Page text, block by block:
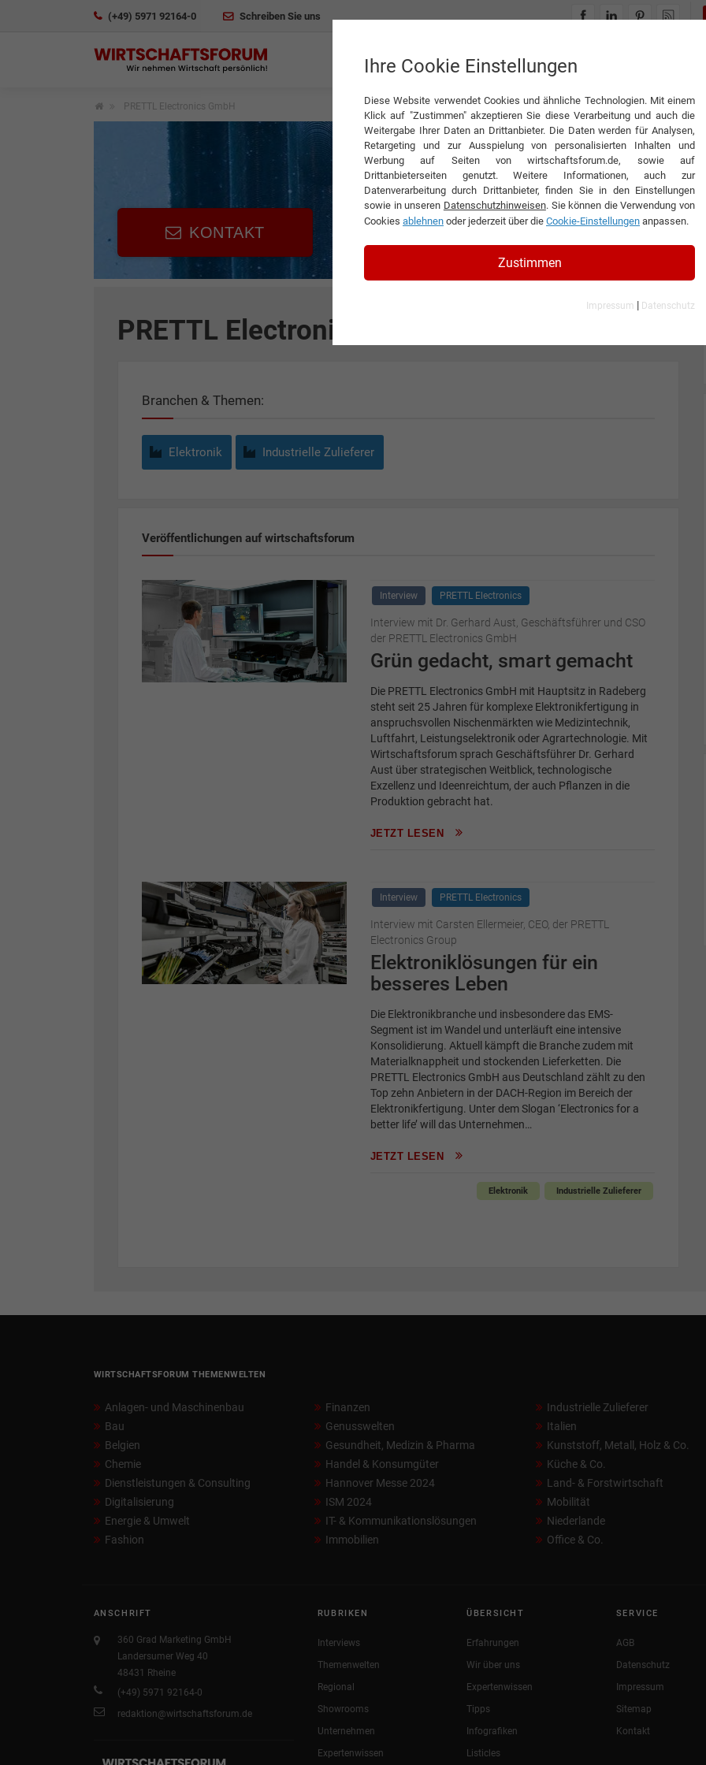
(+49) 5971 92164-0 Schreiben Sie uns
INTERVIEWS
PRETTL Electronics GmbH
KONTAKT
PRETTL Electronics GmbH
Branchen & Themen:
Elektronik Industrielle Zulieferer
Veröffentlichungen auf wirtschaftsforum
Interview PRETTL Electronics
Interview mit Dr. Gerhard Aust, Geschäftsführer und CSO
der PRETTL Electronics GmbH
Grün gedacht, smart gemacht
Die PRETTL Electronics GmbH mit Hauptsitz in Radeberg
steht seit 25 Jahren für komplexe Elektronikfertigung in
anspruchsvollen Nischenmärkten wie Medizintechnik,
Luftfahrt, Leistungselektronik oder Agrartechnologie. Mit
Wirtschaftsforum sprach Geschäftsführer Dr. Gerhard
Aust über strategischen Weitblick, technologische
Exzellenz und Ideenreichtum, der auch Pflanzen in die
Produktion gebracht hat.
JETZT LESEN
Interview PRETTL Electronics
Interview mit Carsten Ellermeier, CEO, der PRETTL
Electronics Group
Elektroniklösungen für ein
besseres Leben
Die Elektronikbranche und insbesondere das EMS-
Segment ist im Wandel und unterläuft eine intensive
Konsolidierung. Aktuell kämpft die Branche zudem mit
Materialknappheit und stockenden Lieferketten. Die
PRETTL Electronics GmbH aus Deutschland zählt zu den
Top zehn Anbietern in der DACH-Region im Bereich der
Elektronikfertigung. Unter dem Slogan ‘Electronics for a
better life’ will das Unternehmen…
JETZT LESEN
Elektronik Industrielle Zulieferer
WIRTSCHAFTSFORUM THEMENWELTEN
Anlagen- und Maschinenbau
Bau
Belgien
Chemie
Dienstleistungen & Consulting
Digitalisierung
Energie & Umwelt
Fashion
Finanzen
Genusswelten
Gesundheit, Medizin & Pharma
Handel & Konsumgüter
Hannover Messe 2024
ISM 2024
IT- & Kommunikationslösungen
Immobilien
Industrielle Zulieferer
Italien
Kunststoff, Metall, Holz & Co.
Küche & Co.
Land- & Forstwirtschaft
Mobilität
Niederlande
Office & Co.
ANSCHRIFT
360 Grad Marketing GmbH
Landersumer Weg 40
48431 Rheine
(+49) 5971 92164-0
redaktion@wirtschaftsforum.de
RUBRIKEN
Interviews
Themenwelten
Regional
Showrooms
Unternehmen
Expertenwissen
ÜBERSICHT
Erfahrungen
Wir über uns
Expertenwissen
Tipps
Infografiken
Listicles
SERVICE
AGB
Datenschutz
Impressum
Sitemap
Kontakt
Ihre Cookie Einstellungen
Diese Website verwendet Cookies und ähnliche Technologien. Mit einem
Klick auf "Zustimmen" akzeptieren Sie diese Verarbeitung und auch die
Weitergabe Ihrer Daten an Drittanbieter. Die Daten werden für Analysen,
Retargeting und zur Ausspielung von personalisierten Inhalten und
Werbung auf Seiten von wirtschaftsforum.de, sowie auf
Drittanbieterseiten genutzt. Weitere Informationen, auch zur
Datenverarbeitung durch Drittanbieter, finden Sie in den Einstellungen
sowie in unseren Datenschutzhinweisen. Sie können die Verwendung von
Cookies ablehnen oder jederzeit über die Cookie-Einstellungen anpassen.
Zustimmen
Impressum | Datenschutz